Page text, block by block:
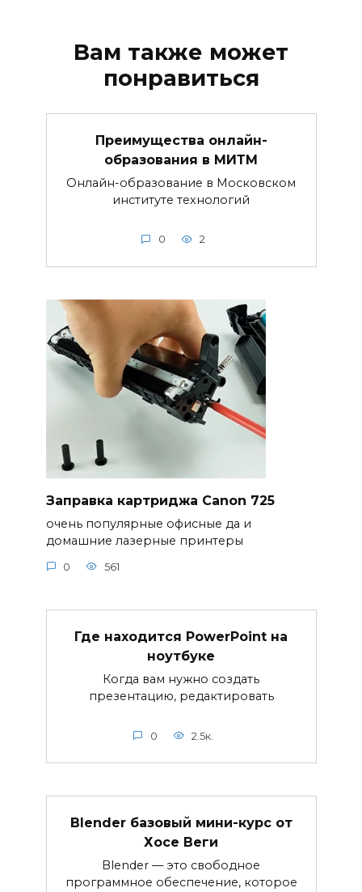
Вам также может
понравиться
Преимущества онлайн-
образования в МИТМ
Онлайн-образование в Московском
институте технологий
0 2
Заправка картриджа Canon 725
очень популярные офисные да и
домашние лазерные принтеры
0 561
Где находится PowerPoint на
ноутбуке
Когда вам нужно создать
презентацию, редактировать
0 2.5к.
Blender базовый мини-курс от
Хосе Веги
Blender — это свободное
программное обеспечение, которое